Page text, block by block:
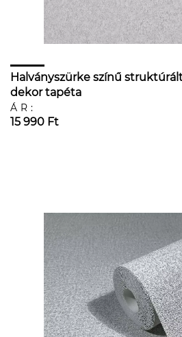
Halványszürke színű
dekor tapéta
ÁR:
15 990 Ft